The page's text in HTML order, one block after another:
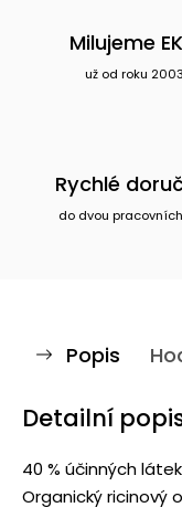
Milujeme
už od roku 2003
Rychlé
do dvou
Popis
Detailní
40 % účinných
Organický ricinový